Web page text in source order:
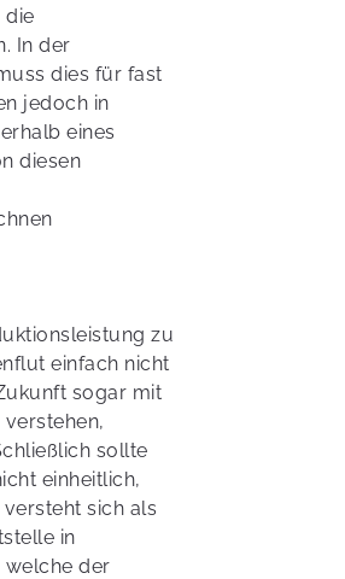
die
In der
dies für fast
jedoch in
eines
diesen
zu
einfach nicht
sogar mit
sollte
einheitlich,
sich als
in
welche der